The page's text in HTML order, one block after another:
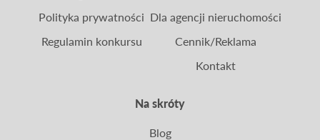
Na skróty
Polityka prywatności
Regulamin konkursu
Dla agencji nieruchomości
Cennik/Reklama
Kontakt
Blog